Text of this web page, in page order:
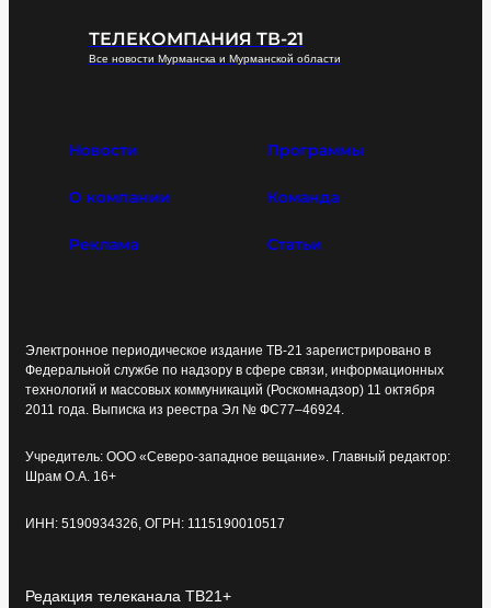
ТЕЛЕКОМПАНИЯ ТВ-21
Все новости Мурманска и Мурманской области
Новости Программы
О компании Команда
Реклама Статьи
Электронное периодическое издание ТВ-21 зарегистрировано в
Федеральной службе по надзору в сфере связи, информационных
технологий и массовых коммуникаций (Роскомнадзор) 11 октября
2011 года. Выписка из реестра Эл № ФС77–46924.
Учредитель: ООО «Северо-западное вещание». Главный редактор:
Шрам О.А. 16+
ИНН: 5190934326, ОГРН: 1115190010517
Редакция телеканала ТВ21+